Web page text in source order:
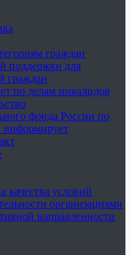
граждан
поддержки для
граждан
по делам инвалидов
фонда России по
информирует
качества условий
организациями
направленности